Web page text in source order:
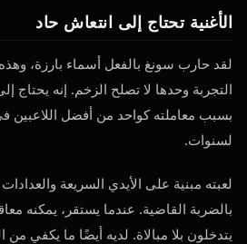
الأغنية تحتاج إلى انتعاش حاد
لقد حارب سونغ بالفعل أسماء بارزة،
التجربة وحدها لا تصلح الزخم. إنه يحتاج
بسبب معاملته كواحد من أفضل اللاعبين
لسنوات.
لعبته مبنية على الأيدي السريعة
بالضربة القاضية. عندما يستقر، يمكنه
يتدخلون بلا مبالاة. لديه أيضًا ما يكفي من